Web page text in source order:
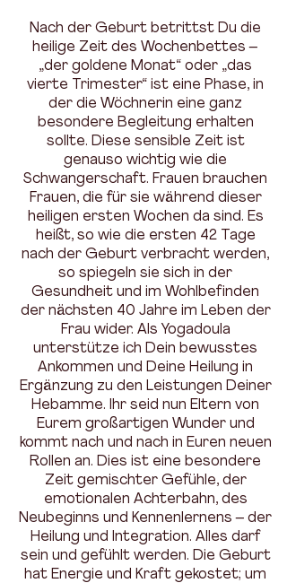
Nach der Geburt betrittst Du die
heilige Zeit des Wochenbettes –
„der goldene Monat“ oder „das
vierte Trimester“ ist eine Phase, in
der die Wöchnerin eine ganz
besondere Begleitung erhalten
sollte. Diese sensible Zeit ist
genauso wichtig wie die
Schwangerschaft. Frauen brauchen
Frauen, die für sie während dieser
heiligen ersten Wochen da sind. Es
heißt, so wie die ersten 42 Tage
nach der Geburt verbracht werden,
so spiegeln sie sich in der
Gesundheit und im Wohlbefinden
der nächsten 40 Jahre im Leben der
Frau wider. Als Yogadoula
unterstütze ich Dein bewusstes
Ankommen und Deine Heilung in
Ergänzung zu den Leistungen Deiner
Hebamme. Ihr seid nun Eltern von
Eurem großartigen Wunder und
kommt nach und nach in Euren neuen
Rollen an. Dies ist eine besondere
Zeit gemischter Gefühle, der
emotionalen Achterbahn, des
Neubeginns und Kennenlernens – der
Heilung und Integration. Alles darf
sein und gefühlt werden. Die Geburt
hat Energie und Kraft gekostet; um